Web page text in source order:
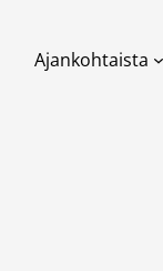
Ajankohtaista